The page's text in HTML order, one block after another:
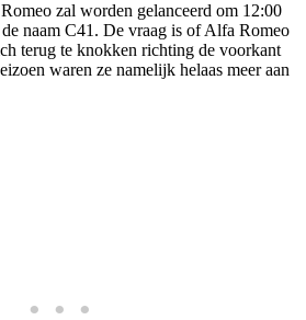
zal worden gelanceerd om 12:00
naam C41. De vraag is of Alfa Romeo
terug te knokken richting de voorkant
waren ze namelijk helaas meer aan